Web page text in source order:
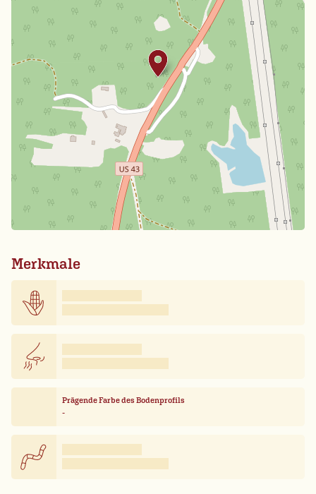
Merkmale
Prägende Farbe des Bodenprofils
-